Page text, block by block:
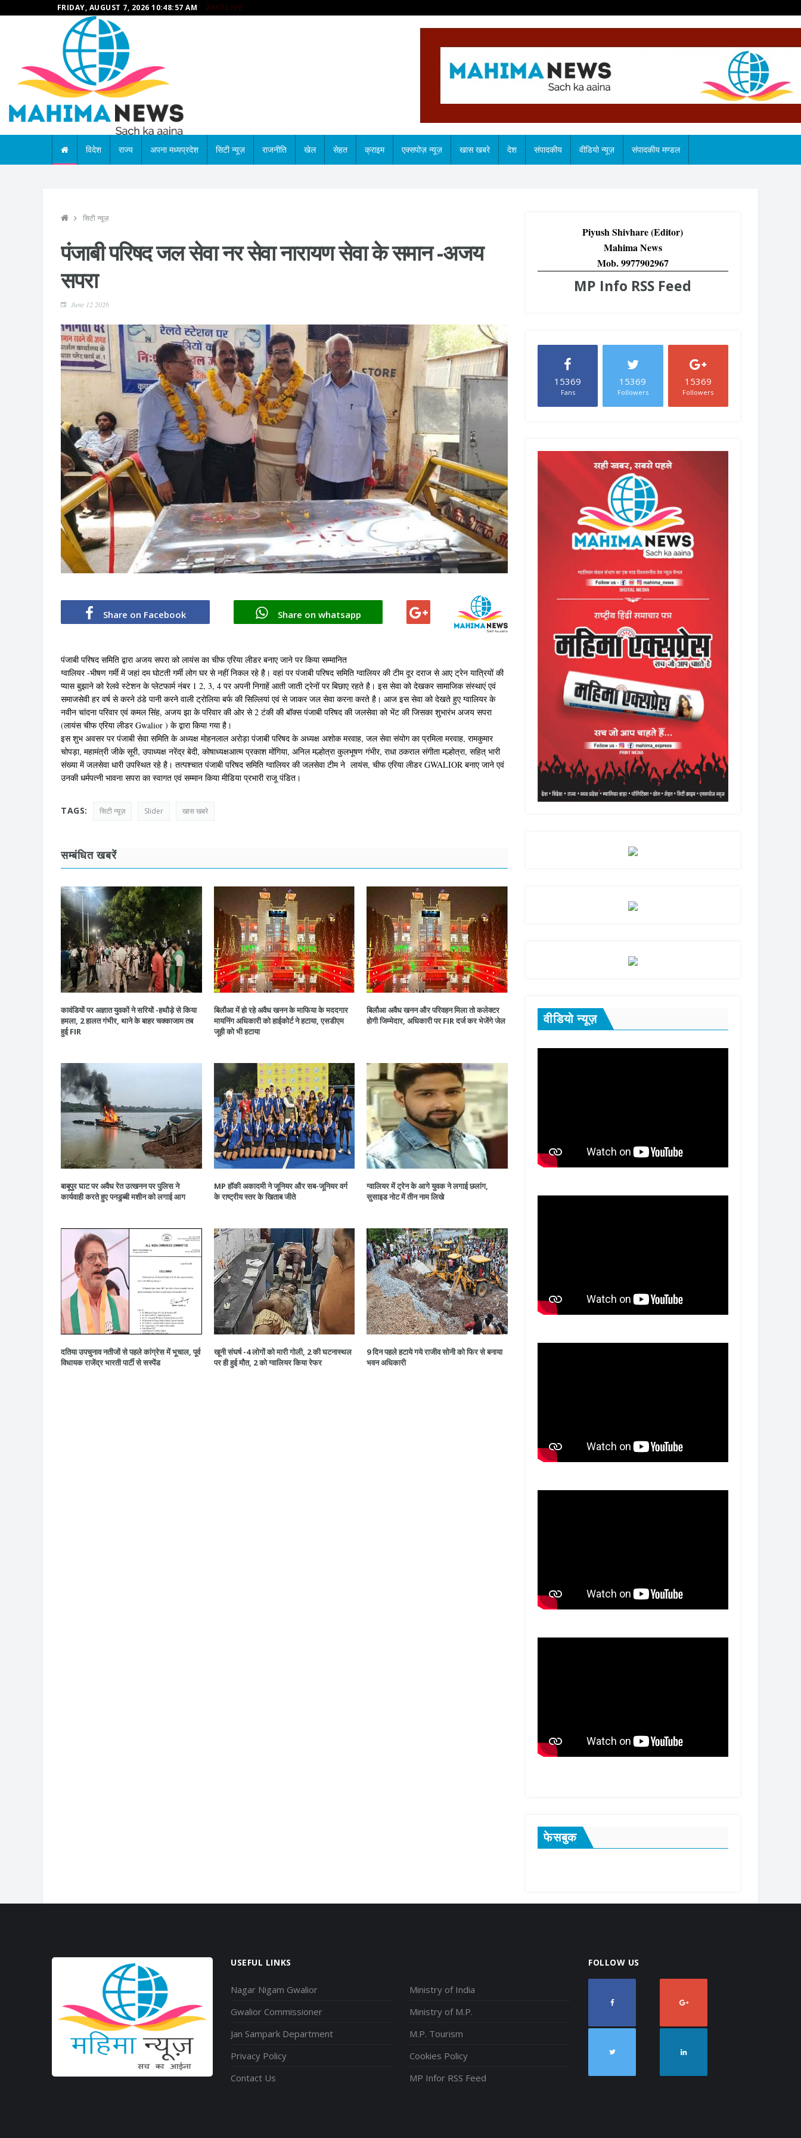
FRIDAY, AUGUST 7, 2026 10:48:58 AM 24X7 LIVE
विदेश राज्य अपना मध्यप्रदेश सिटी न्यूज़ राजनीति खेल सेहत क्राइम एक्सपोज़ न्यूज़ खास खबरे देश संपादकीय वीडियो न्यूज़ संपादकीय मण्डल
सिटी न्यूज़
पंजाबी परिषद जल सेवा नर सेवा नारायण सेवा के समान -अजय
सपरा
June 12 2026
Share on Facebook Share on whatsapp
पंजाबी परिषद समिति द्वारा अजय सपरा को लायंस का चीफ एरिया लीडर बनाए जाने पर किया सम्मानित
ग्वालियर -भीषण गर्मी में जहां दम घोटती गर्मी लोग घर से नहीं निकल रहे है। वहां पर पंजाबी परिषद समिति ग्वालियर की टीम दूर दराज से आए ट्रेन यात्रियों की
प्यास बुझाने को रेलवे स्टेशन के प्लेटफार्म नंबर 1 2, 3, 4 पर अपनी निगाहें आती जाती ट्रेनों पर बिछाए रहते है। इस सेवा को देखकर सामाजिक संस्थाएं एवं
समाजसेवी हर वर्ष से करने ठंडे पानी करने वाली ट्रोलिया बर्फ की सिल्लियां एवं से जाकर जल सेवा करना करते है। आज इस सेवा को देखते हुए ग्वालियर के
नवीन चांदना परिवार एवं कमल सिंह, अजय झा के परिवार की ओर से 2 टंकी की बॉक्स पंजाबी परिषद की जलसेवा को भेंट की जिसका शुभारंभ अजय सपरा
(लायंस चीफ एरिया लीडर Gwalior ) के द्वारा किया गया है।
इस शुभ अवसर पर पंजाबी सेवा समिति के अध्यक्ष मोहनलाल अरोड़ा पंजाबी परिषद के अध्यक्ष अशोक मरवाह, जल सेवा संयोग का प्रमिला मरवाह, रामकुमार
चोपड़ा, महामंत्री जीके सूरी, उपाध्यक्ष नरेंद्र बेदी, कोषाध्यक्षआत्म प्रकाश मोंगिया, अनिल मल्होत्रा कुलभूषण गंभीर, राधा ठकराल संगीता मल्होत्रा, सहित् भारी
संख्या में जलसेवा धारी उपस्थित रहे है। तत्पश्चात पंजाबी परिषद समिति ग्वालियर की जलसेवा टीम ने लायंस, चीफ एरिया लीडर GWALIOR बनाए जाने एवं
उनकी धर्मपत्नी भावना सपरा का स्वागत एवं सम्मान किया मीडिया प्रभारी राजू पंडित।
TAGS: सिटी न्यूज़ Slider खास खबरे
सम्बंधित खबरें
कावंडियों पर अज्ञात युवकों ने सरियों -हथौड़े से किया
हमला, 2 हालत गंभीर, थाने के बाहर चक्काजाम तब
हुई FIR
बिलौआ में हो रहे अवैध खनन के माफिया के मददगार
मायनिंग अधिकारी को हाईकोर्ट ने हटाया, एसडीएम
जूही को भी हटाया
बिलौआ अवैध खनन और परिवहन मिला तो कलेक्टर
होगी जिम्मेदार, अधिकारी पर FIR दर्ज कर भेजेंगे जेल
बाबूपुर घाट पर अवैध रेत उत्खनन पर पुलिस ने
कार्यवाही करते हुए पनडुब्बी मशीन को लगाई आग
MP हॉकी अकादमी ने जूनियर और सब-जूनियर वर्ग
के राष्ट्रीय स्तर के खिताब जीते
ग्वालियर में ट्रेन के आगे युवक ने लगाई छलांग,
सुसाइड नोट में तीन नाम लिखे
दतिया उपचुनाव नतीजों से पहले कांग्रेस में भूचाल, पूर्व
विधायक राजेंद्र भारती पार्टी से सस्पेंड
खूनी संघर्ष -4 लोगों को मारी गोली, 2 की घटनास्थल
पर ही हुई मौत, 2 को ग्वालियर किया रेफर
9 दिन पहले हटाये गये राजीव सोनी को फिर से बनाया
भवन अधिकारी
Piyush Shivhare (Editor)
Mahima News
Mob. 9977902967
MP Info RSS Feed
15369
Fans
15369
Followers
15369
Followers
वीडियो न्यूज़
फेसबुक
USEFUL LINKS
Nagar Nigam Gwalior
Gwalior Commissioner
Jan Sampark Department
Privacy Policy
Contact Us
Ministry of India
Ministry of M.P.
M.P. Tourism
Cookies Policy
MP Infor RSS Feed
FOLLOW US